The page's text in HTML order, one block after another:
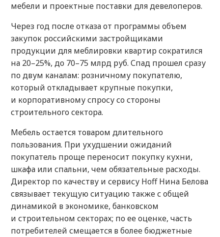
мебели и проектные поставки для девелоперов.
Через год после отказа от программы объем
закупок российскими застройщиками
продукции для меблировки квартир сократился
на 20–25%, до 70–75 млрд руб. Спад прошел сразу
по двум каналам: розничному покупателю,
который откладывает крупные покупки,
и корпоративному спросу со стороны
строительного сектора.
Мебель остается товаром длительного
пользования. При ухудшении ожиданий
покупатель проще переносит покупку кухни,
шкафа или спальни, чем обязательные расходы.
Директор по качеству и сервису Hoff Нина Белова
связывает текущую ситуацию также с общей
динамикой в экономике, банковском
и строительном секторах; по ее оценке, часть
потребителей смещается в более бюджетные